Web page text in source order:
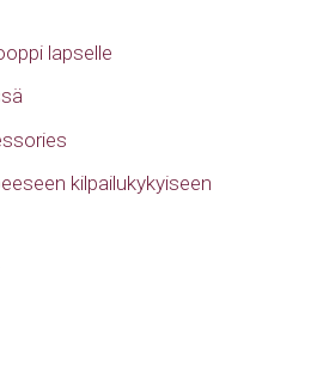
lapselle
kilpailukykyiseen